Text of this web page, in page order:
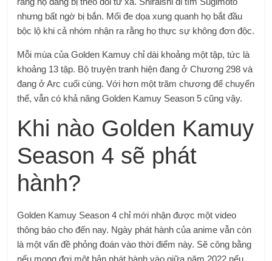
nhưng bất ngờ bị bắn. Mối đe dọa xung quanh họ bắt đầu
bộc lộ khi cả nhóm nhận ra rằng họ thực sự không đơn độc.
Mỗi mùa của Golden Kamuy chỉ dài khoảng một tập, tức là
khoảng 13 tập. Bộ truyện tranh hiện đang ở Chương 298 và
đang ở Arc cuối cùng. Với hơn một trăm chương để chuyển
thể, vẫn có khả năng Golden Kamuy Season 5 cũng vậy.
Khi nào Golden Kamuy
Season 4 sẽ phát
hành?
Golden Kamuy Season 4 chỉ mới nhận được một video
thông báo cho đến nay. Ngày phát hành của anime vẫn còn
là một vấn đề phỏng đoán vào thời điểm này. Sẽ công bằng
nếu mong đợi một bản phát hành vào giữa năm 2022 nếu